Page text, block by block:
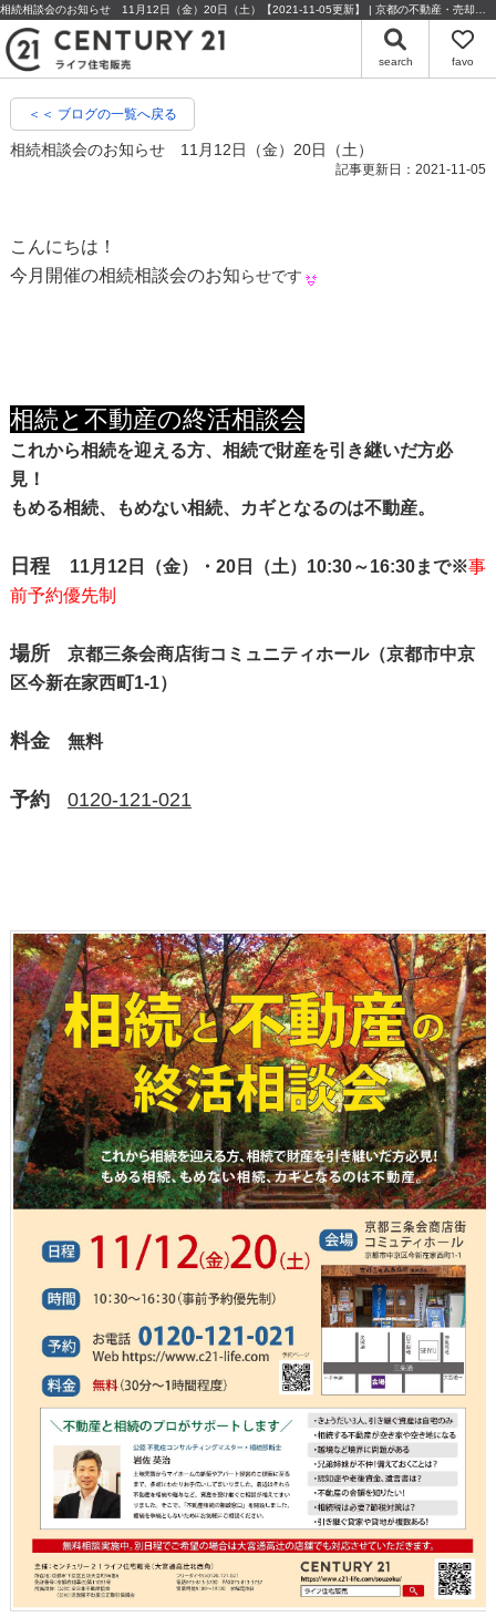
search favo
＜＜ ブログの一覧へ戻る
相続相談会のお知らせ 11月12日（金）20日（土）
記事更新日：2021-11-05
こんにちは！
今月開催の相続相談会のお知らせです
相続と不動産の終活相談会
これから相続を迎える方、相続で財産を引き継いだ方必
見！
もめる相続、もめない相続、カギとなるのは不動産。
日程 11月12日（金）・20日（土）10:30～16:30まで※事
前予約優先制
場所京都三条会商店街コミュニティホール（京都市中京
区今新在家西町1-1）
料金無料
予約 0120-121-021